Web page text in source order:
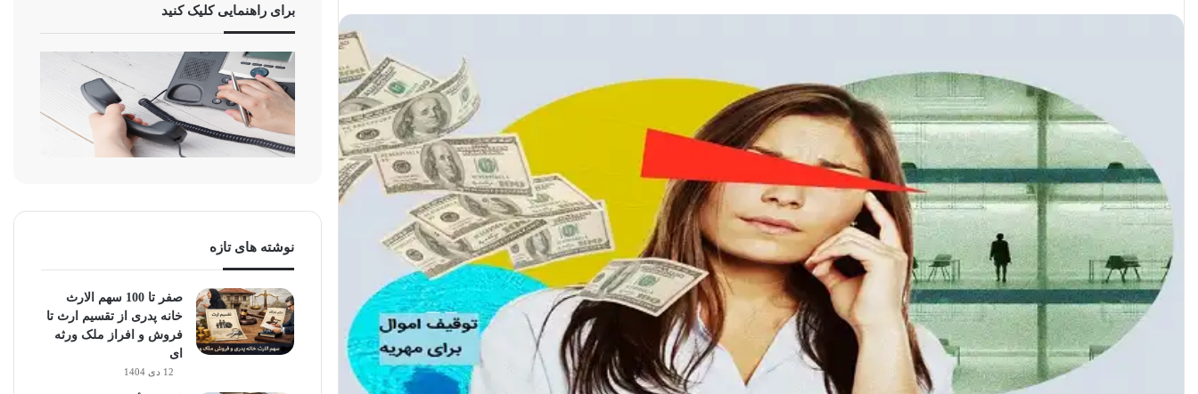
برای راهنمایی کلیک کنید
نوشته های تازه
صفر تا 100 سهم الارث
خانه پدری از تقسیم ارث تا
فروش و افراز ملک ورثه
ای
12 دی 1404